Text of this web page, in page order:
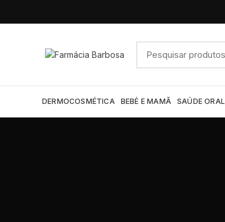
DERMOCOSMÉTICA BEBÉ E MAMÃ SAÚDE ORAL